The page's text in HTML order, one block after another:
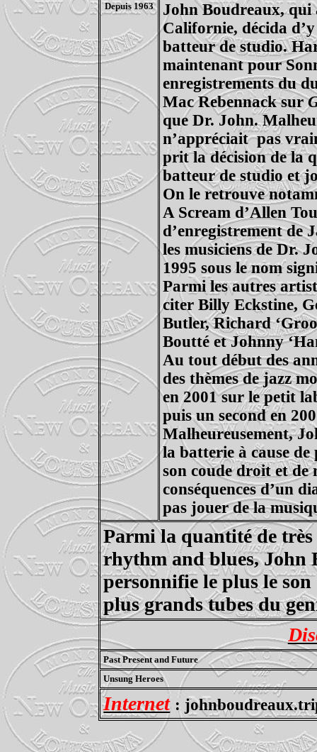
Depuis 1963
John Boudreaux,
Californie, décida
batteur de studio.
maintenant pour
enregistrements du
Mac Rebennack sur
que Dr. John.
n’appréciait pas
prit la décision de la
batteur de studio et
On le retrouve
A Scream d’Allen
d’enregistrement de
les musiciens de Dr.
1995 sous le nom
Parmi les autres
citer Billy Eckstine,
Butler, Richard
Boutté et Johnny
Au tout début des
des thèmes de jazz
en 2001 sur le petit
puis un second en
Malheureusement,
la batterie à cause de
son coude droit et de
conséquences d’un
pas jouer de la
Parmi la quantité de
rhythm and blues, John
personnifie le plus le
plus grands tubes du
Past Present and Future
Unsung Heroes
Internet :